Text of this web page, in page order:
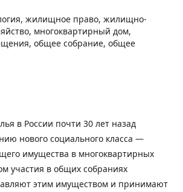
жилищное право, жилищно-
многоквартирный дом,
общее собрание, общее
в России почти 30 лет назад
нового социального класса —
имущества в многоквартирных
участия в общих собраниях
этим имуществом и принимают